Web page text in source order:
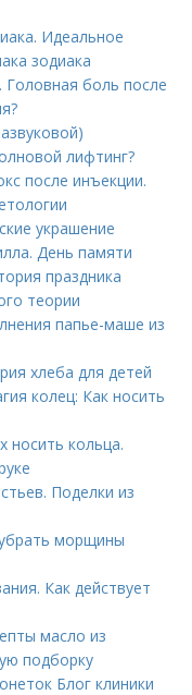
Идеальное
зодиака
боль после
лифтинг?
после инъекции.
украшение
День памяти
праздника
теории
папье-маше из
хлеба для детей
колец: Как носить
носить кольца.
Поделки из
морщины
Как действует
масло из
подборку
Блог клиники